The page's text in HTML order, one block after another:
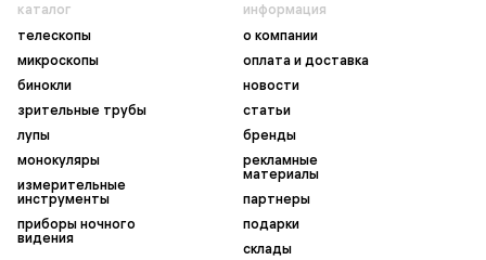
каталог
телескопы
микроскопы
бинокли
зрительные трубы
лупы
монокуляры
измерительные
инструменты
приборы ночного
видения
информация
о компании
оплата и доставка
новости
статьи
бренды
рекламные
материалы
партнеры
подарки
склады